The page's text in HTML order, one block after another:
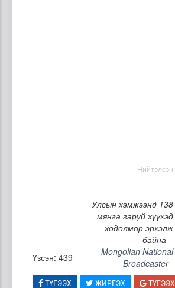
Нийтэлсэн:
Улсын хэмжээнд 138
мянга гаруй хүүхэд
хөдөлмөр эрхэлж
байна
Үзсэн: 439
Mongolian National
Broadcaster
ТҮГЭЭХ ЖИРГЭХ ТҮГЭЭХ